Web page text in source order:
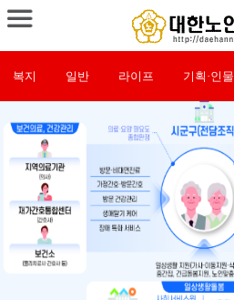
복지 일반 라이프 기획·인물